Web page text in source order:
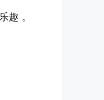
趣 。